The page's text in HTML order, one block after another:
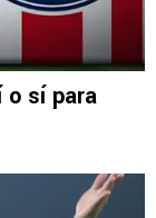
o sí para